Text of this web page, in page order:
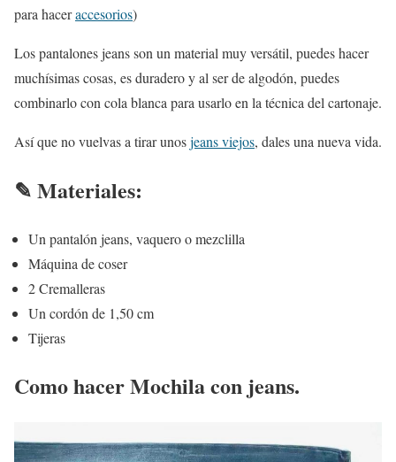
para haceraccesorios)
Los pantalones jeans son un material muy versátil, puedes hacer
muchísimas cosas, es duradero y al ser de algodón, puedes
combinarlo con cola blanca para usarlo en la técnica del cartonaje.
Así que no vuelvas a tirar unosjeans viejos, dales una nueva vida.
✎ Materiales:
Un pantalón jeans, vaquero o mezclilla
Máquina de coser
2 Cremalleras
Un cordón de 1,50 cm
Tijeras
Como hacer Mochila con jeans.